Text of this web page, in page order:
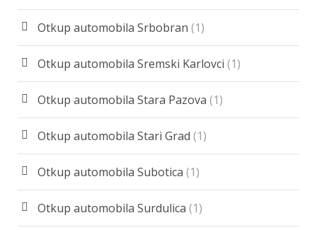
Otkup automobila Srbobran (1)
Otkup automobila Sremski Karlovci (1)
Otkup automobila Stara Pazova (1)
Otkup automobila Stari Grad (1)
Otkup automobila Subotica (1)
Otkup automobila Surdulica (1)